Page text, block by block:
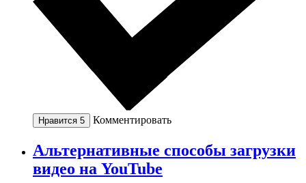
Нравится 5 Комментировать
Альтернативные способы загрузки
видео на YouTube